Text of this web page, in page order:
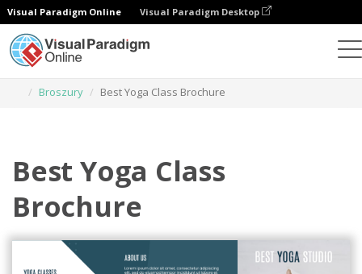
Visual Paradigm Online Visual Paradigm Desktop
Broszury
Best Yoga Class Brochure
Best Yoga Class
Brochure